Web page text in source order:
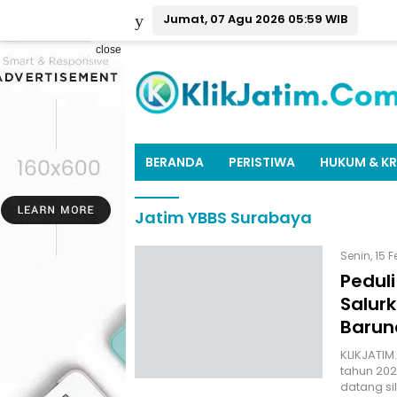
Jumat, 07 Agu 2026 05:59 WIB
close
BERANDA PERISTIWA HUKUM &
Jatim YBBS Surabaya
Senin, 15
tahun
datang